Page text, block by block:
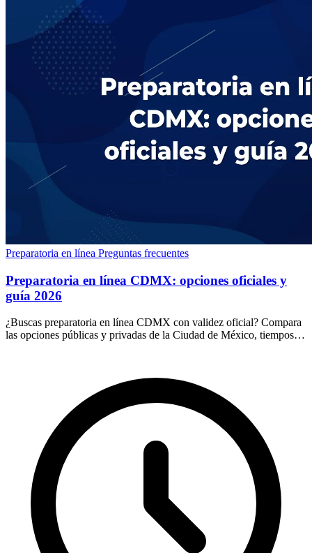
Preparatoria en línea Preguntas frecuentes
Preparatoria en línea CDMX: opciones oficiales y
guía 2026
¿Buscas preparatoria en línea CDMX con validez oficial? Compara
las opciones públicas y privadas de la Ciudad de México, tiempos,